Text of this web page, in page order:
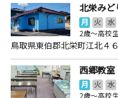
北栄みど
月 火 水
2歳～高校
鳥取県東伯郡北栄町江北４
西郷教室
月 火 水
2歳～高校